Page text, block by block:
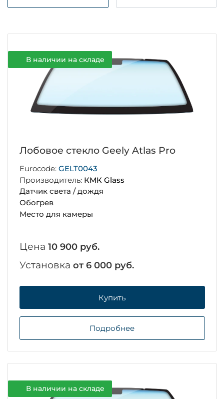
В наличии на складе
Лобовое стекло Geely Atlas Pro
Eurocode: GELT0043
Производитель: КМК Glass
Датчик света / дождя
Обогрев
Место для камеры
Цена 10 900 руб.
Установка от 6 000 руб.
Купить
Подробнее
В наличии на складе